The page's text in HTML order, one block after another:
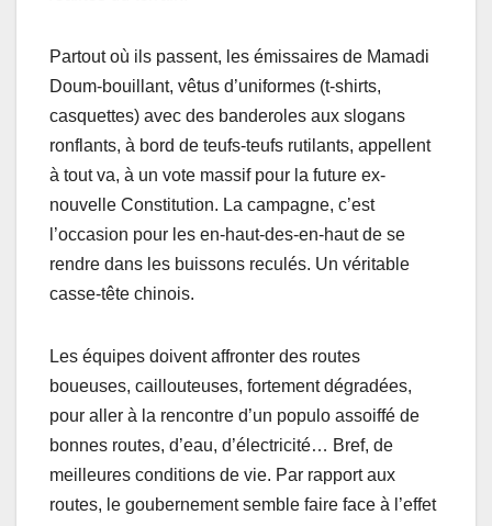
Partout où ils passent, les émissaires de Mamadi
Doum-bouillant, vêtus d’uniformes (t-shirts,
casquettes) avec des banderoles aux slogans
ronflants, à bord de teufs-teufs rutilants, appellent
à tout va, à un vote massif pour la future ex-
nouvelle Constitution. La campagne, c’est
l’occasion pour les en-haut-des-en-haut de se
rendre dans les buissons reculés. Un véritable
casse-tête chinois.
Les équipes doivent affronter des routes
boueuses, caillouteuses, fortement dégradées,
pour aller à la rencontre d’un populo assoiffé de
bonnes routes, d’eau, d’électricité… Bref, de
meilleures conditions de vie. Par rapport aux
routes, le goubernement semble faire face à l’effet